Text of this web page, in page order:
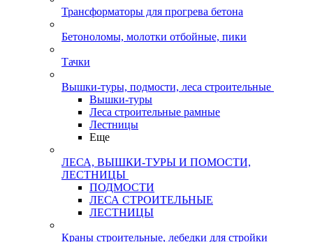
Трансформаторы для прогрева бетона
Бетоноломы, молотки отбойные, пики
Тачки
Вышки-туры, подмости, леса строительные
Вышки-туры
Леса строительные рамные
Лестницы
Еще
ЛЕСА, ВЫШКИ-ТУРЫ И ПОМОСТИ,
ЛЕСТНИЦЫ
ПОДМОСТИ
ЛЕСА СТРОИТЕЛЬНЫЕ
ЛЕСТНИЦЫ
Краны строительные, лебедки для стройки